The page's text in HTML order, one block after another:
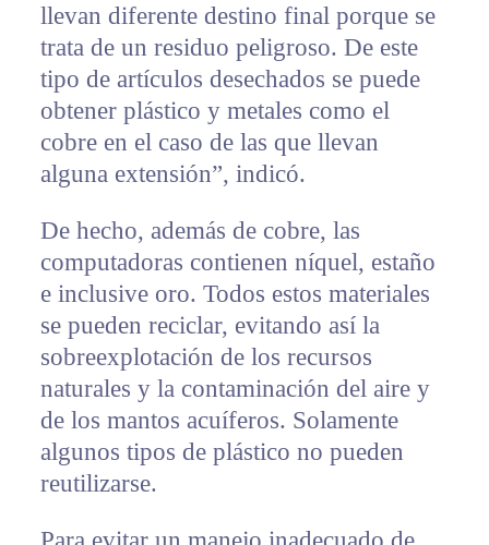
llevan diferente destino final porque se
trata de un residuo peligroso. De este
tipo de artículos desechados se puede
obtener plástico y metales como el
cobre en el caso de las que llevan
alguna extensión”, indicó.
De hecho, además de cobre, las
computadoras contienen níquel, estaño
e inclusive oro. Todos estos materiales
se pueden reciclar, evitando así la
sobreexplotación de los recursos
naturales y la contaminación del aire y
de los mantos acuíferos. Solamente
algunos tipos de plástico no pueden
reutilizarse.